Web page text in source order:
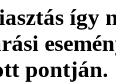
pontján.